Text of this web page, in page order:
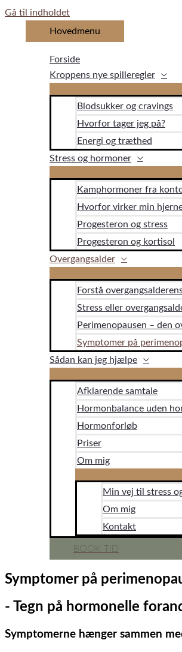
Gå til indholdet
Hovedmenu
Forside
Kroppens nye spilleregler
Blodsukker og cravings
Hvorfor tager jeg på?
Energi og træthed
Stress og hormoner
Kamphormoner fra
Hvorfor virker min
Progesteron og stress
Progesteron og kortisol
Overgangsalder
Forstå
Stress eller
Perimenopausen – den
Symptomer på
Sådan kan jeg hjælpe
Afklarende samtale
Hormonbalance uden
Hormonforløb
Priser
Om mig
Min vej til stress
Om mig
Kontakt
BOOK TID
Symptomer på
- Tegn på hormonelle
Symptomerne hænger sammen